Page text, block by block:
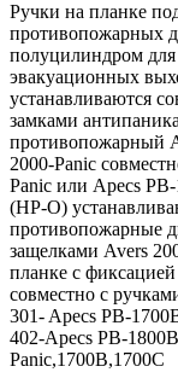
Ручки на планке
противопожарных
полуцилиндром
эвакуационных
устанавливаются
замками
противопожарный
2000-Panic
Panic или Apecs
(HP-O)
противопожарные
защелками Avers
планке с
совместно с
301- Apecs PB-
402-Apecs PB-
Panic,1700В,1700С